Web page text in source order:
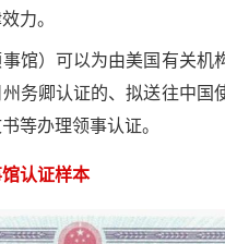
力。
馆）可以为由美国有关机
务卿认证的、拟送往中国
等办理领事认证。
认证样本